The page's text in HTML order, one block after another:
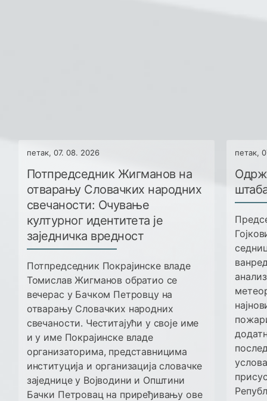
петак, 07. 08. 2026
Потпредседник Жигманов на
отварању Словачких народних
свечаности: Очување
културног идентитета је
заједничка вредност
Потпредседник Покрајинске владе
Томислав Жигманов обратио се
вечерас у Бачком Петровцу на
отварању Словачких народних
свечаности. Честитајући у своје име
и у име Покрајинске владе
организаторима, представницима
институција и организација словачке
заједнице у Војводини и Општини
Бачки Петровац на приређивању ове
петак,